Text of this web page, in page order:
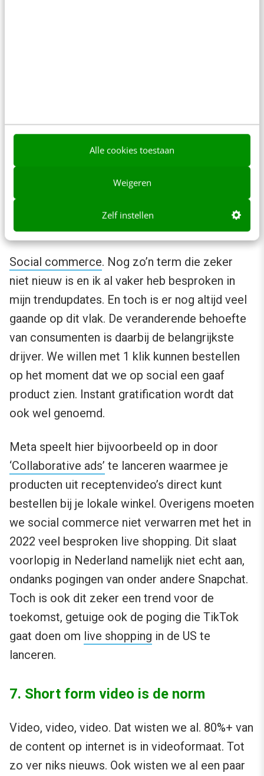
Alle cookies toestaan
Weigeren
Zelf instellen
6. Instant gratification boost social
commerce
Social commerce. Nog zo’n term die zeker
niet nieuw is en ik al vaker heb besproken in
mijn trendupdates. En toch is er nog altijd veel
gaande op dit vlak. De veranderende behoefte
van consumenten is daarbij de belangrijkste
drijver. We willen met 1 klik kunnen bestellen
op het moment dat we op social een gaaf
product zien. Instant gratification wordt dat
ook wel genoemd.
Meta speelt hier bijvoorbeeld op in door
‘Collaborative ads’ te lanceren waarmee je
producten uit receptenvideo’s direct kunt
bestellen bij je lokale winkel. Overigens moeten
we social commerce niet verwarren met het in
2022 veel besproken live shopping. Dit slaat
voorlopig in Nederland namelijk niet echt aan,
ondanks pogingen van onder andere Snapchat.
Toch is ook dit zeker een trend voor de
toekomst, getuige ook de poging die TikTok
gaat doen om live shopping in de US te
lanceren.
7. Short form video is de norm
Video, video, video. Dat wisten we al. 80%+ van
de content op internet is in videoformaat. Tot
zo ver niks nieuws. Ook wisten we al een paar